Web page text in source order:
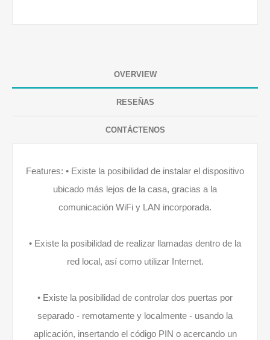
OVERVIEW
RESEÑAS
CONTÁCTENOS
Features: • Existe la posibilidad de instalar el dispositivo
ubicado más lejos de la casa, gracias a la
comunicación WiFi y LAN incorporada.
• Existe la posibilidad de realizar llamadas dentro de la
red local, así como utilizar Internet.
• Existe la posibilidad de controlar dos puertas por
separado - remotamente y localmente - usando la
aplicación, insertando el código PIN o acercando un